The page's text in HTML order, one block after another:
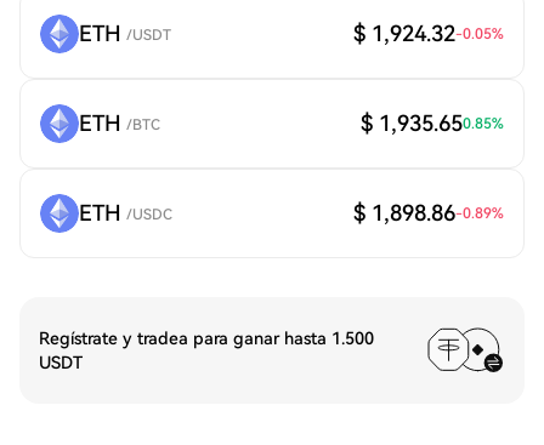
ETH /USDT $ 1,924.32-0.05%
ETH /BTC $ 1,935.650.85%
ETH /USDC $ 1,898.86-0.89%
Regístrate y tradea para ganar hasta 1.500
USDT